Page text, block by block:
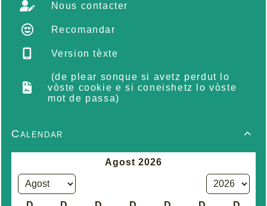
Nous contacter
Recomandar
Version tèxte
(de plear sonque si avetz perdut lo
vòste cookie e si coneishetz lo vòste
mot de passa)

Calendar